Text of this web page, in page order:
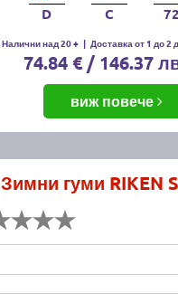
D C 72
Налични над 20 + | Доставка от 1 до 2
74.84 € / 146.37
виж повече
Зимни гуми RIKEN